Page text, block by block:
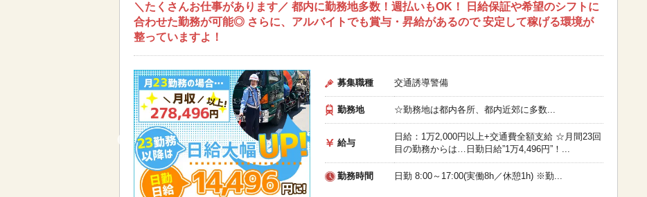
＼たくさんお仕事があります／ 都内に勤務地多数！週払いもOK！ 日給保証や希望のシフトに
合わせた勤務が可能◎ さらに、アルバイトでも賞与・昇給があるので 安定して稼げる環境が
整っていますよ！
募集職種 交通誘導警備
勤務地 ☆勤務地は都内各所、都内近郊に多数...
給与
日給：1万2,000円以上+交通費全額支給 ☆月間23回
目の勤務からは…日勤日給”1万4,496円”！...
勤務時間 日勤 8:00～17:00(実働8h／休憩1h) ※勤...